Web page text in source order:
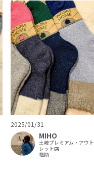
2025/01/31
MIHO
土岐プレミアム・アウト
レット店
福助